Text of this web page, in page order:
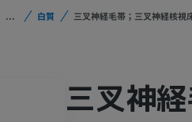
... 白質 三叉神経毛帯；三叉神経核視
三叉神